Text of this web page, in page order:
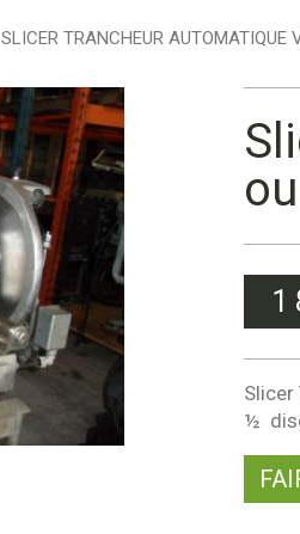
SLICER TRANCHEUR AUTOMATIQUE
1
Slicer
½